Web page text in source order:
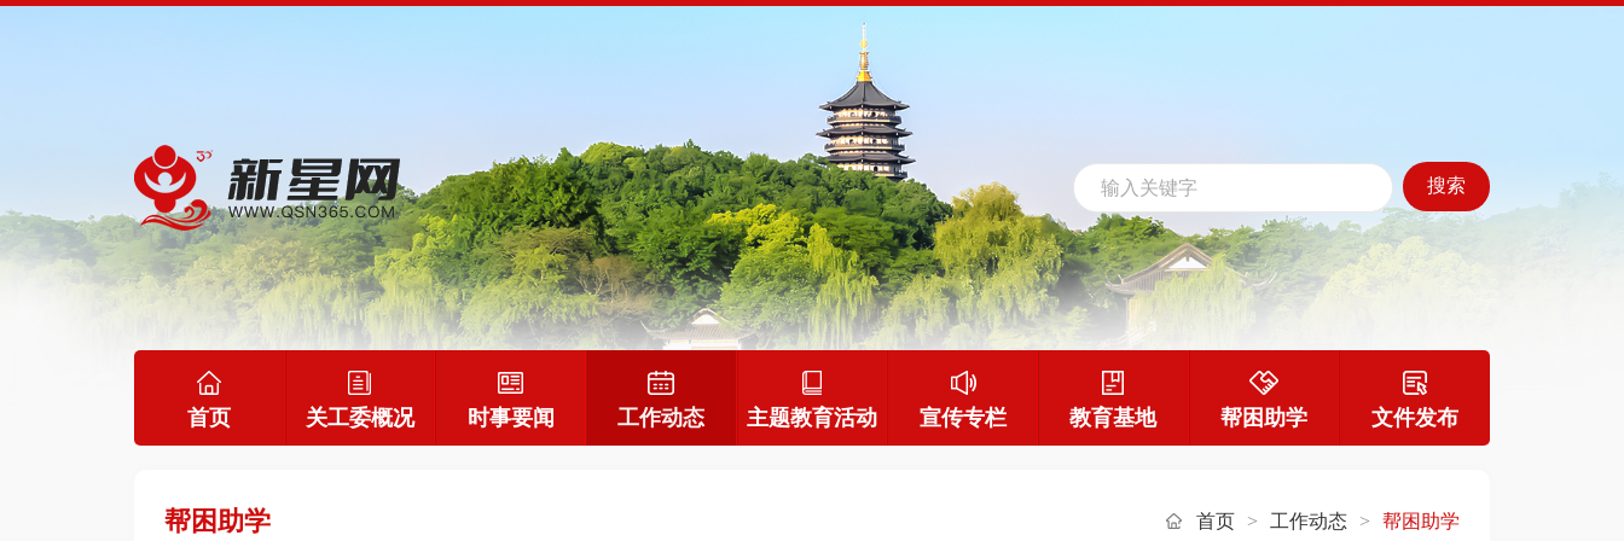
首页 关工委概况 时事要闻 工作动态 主题教育活动 宣传专栏 教育基地 帮困助学 文件发布
帮困助学 首页 > 工作动态 > 帮困助学